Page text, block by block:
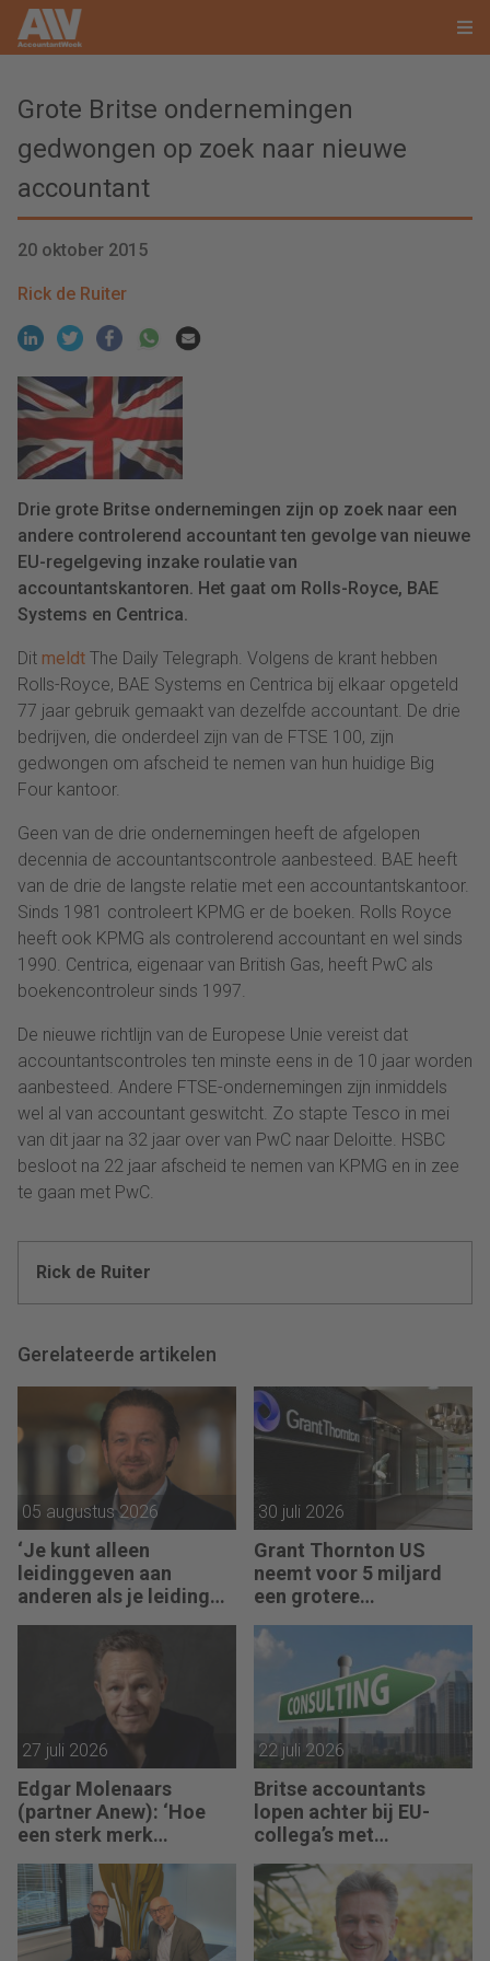
Grote Britse ondernemingen
gedwongen op zoek naar nieuwe
accountant
20 oktober 2015
Rick de Ruiter
Drie grote Britse ondernemingen zijn op zoek naar een
andere controlerend accountant ten gevolge van nieuwe
EU-regelgeving inzake roulatie van
accountantskantoren. Het gaat om Rolls-Royce, BAE
Systems en Centrica.
Dit meldt The Daily Telegraph. Volgens de krant hebben
Rolls-Royce, BAE Systems en Centrica bij elkaar opgeteld
77 jaar gebruik gemaakt van dezelfde accountant. De drie
bedrijven, die onderdeel zijn van de FTSE 100, zijn
gedwongen om afscheid te nemen van hun huidige Big
Four kantoor.
Geen van de drie ondernemingen heeft de afgelopen
decennia de accountantscontrole aanbesteed. BAE heeft
van de drie de langste relatie met een accountantskantoor.
Sinds 1981 controleert KPMG er de boeken. Rolls Royce
heeft ook KPMG als controlerend accountant en wel sinds
1990. Centrica, eigenaar van British Gas, heeft PwC als
boekencontroleur sinds 1997.
De nieuwe richtlijn van de Europese Unie vereist dat
accountantscontroles ten minste eens in de 10 jaar worden
aanbesteed. Andere FTSE-ondernemingen zijn inmiddels
wel al van accountant geswitcht. Zo stapte Tesco in mei
van dit jaar na 32 jaar over van PwC naar Deloitte. HSBC
besloot na 22 jaar afscheid te nemen van KPMG en in zee
te gaan met PwC.
Rick de Ruiter
Gerelateerde artikelen
05 augustus 2026
‘Je kunt alleen
leidinggeven aan
anderen als je leiding
kunt geven aan jezelf’
30 juli 2026
Grant Thornton US
neemt voor 5 miljard
een grotere
accountantsketen over
27 juli 2026
Edgar Molenaars
(partner Anew): ‘Hoe
een sterk merk
ontastbare waarde
vertaalt in tastbaar
geld’
22 juli 2026
Britse accountants
lopen achter bij EU-
collega’s met
advieswerk